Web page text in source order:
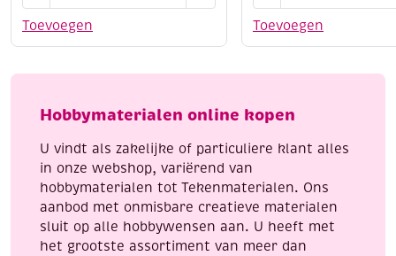
Toevoegen
/
groen
0.34mm,
gram
aantal
Toevoegen
it
sieraden
aantal
Hobbymaterialen online kopen
U vindt als zakelijke of particuliere klant alles
in onze webshop, variërend van
hobbymaterialen tot Tekenmaterialen. Ons
aanbod met onmisbare creatieve materialen
sluit op alle hobbywensen aan. U heeft met
het grootste assortiment van meer dan